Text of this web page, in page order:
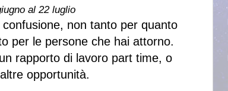
al 22 luglio
non tanto per quanto
per le persone che hai attorno.
rapporto di lavoro part time, o
opportunità.